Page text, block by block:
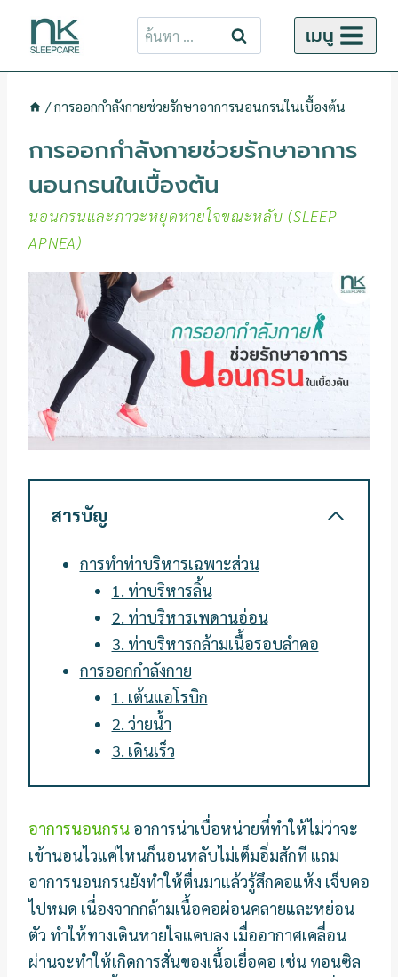
ค้นหา
สำหรับ:
เมนู
/ การออกกำลังกายช่วยรักษาอาการนอนกรนในเบื้องต้น
การออกกำลังกายช่วยรักษาอาการ
นอนกรนในเบื้องต้น
นอนกรนและภาวะหยุดหายใจขณะหลับ (SLEEP
APNEA)
สารบัญ
การทำท่าบริหารเฉพาะส่วน
1. ท่าบริหารลิ้น
2. ท่าบริหารเพดานอ่อน
3. ท่าบริหารกล้ามเนื้อรอบลำคอ
การออกกำลังกาย
1. เต้นแอโรบิก
2. ว่ายน้ำ
3. เดินเร็ว
อาการนอนกรน อาการน่าเบื่อหน่ายที่ทำให้ไม่ว่าจะ
เข้านอนไวแค่ไหนก็นอนหลับไม่เต็มอิ่มสักที แถม
อาการนอนกรนยังทำให้ตื่นมาแล้วรู้สึกคอแห้ง เจ็บคอ
ไปหมด เนื่องจากกล้ามเนื้อคอผ่อนคลายและหย่อน
ตัว ทำให้ทางเดินหายใจแคบลง เมื่ออากาศเคลื่อน
ผ่านจะทำให้เกิดการสั่นของเนื้อเยื่อคอ เช่น ทอนซิล